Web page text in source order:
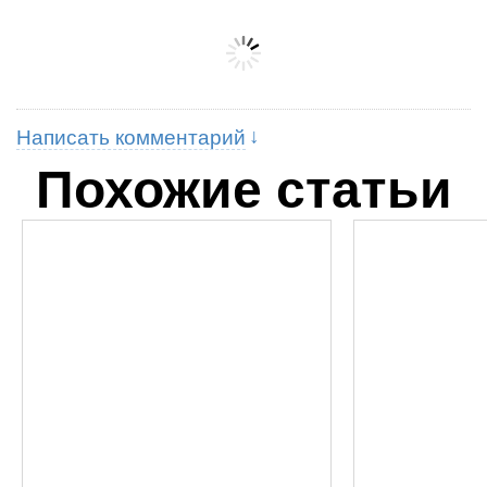
Написать комментарий
Похожие статьи